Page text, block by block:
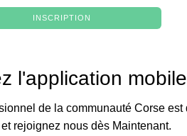
INSCRIPTION
l'application mobile
de la communauté Corse
rejoignez nous dès Maintenant.